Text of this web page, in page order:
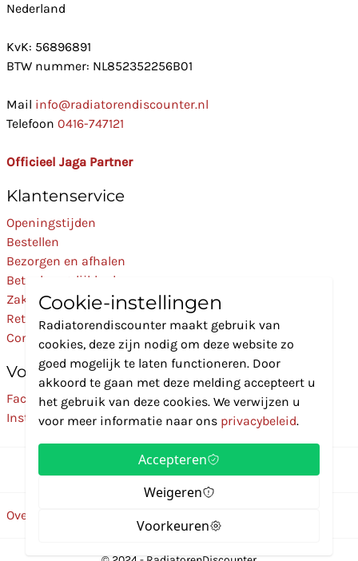
Nederland
KvK: 56896891
BTW nummer: NL852352256B01
Mail info@radiatorendiscounter.nl
Telefoon 0416-747121
Officieel Jaga Partner
Klantenservice
Openingstijden
Bestellen
Bezorgen en afhalen
Betaalmogelijkheden
Zakelijk
Retourneren
Contact
Volg Ons
Facebook
Instagram
Over ons
Cookie-instellingen
Radiatorendiscounter maakt gebruik van
cookies, deze zijn nodig om deze website zo
goed mogelijk te laten functioneren. Door
akkoord te gaan met deze melding accepteert u
het gebruik van deze cookies. We verwijzen u
voor meer informatie naar ons privacybeleid.
Accepteren
Weigeren
Voorkeuren